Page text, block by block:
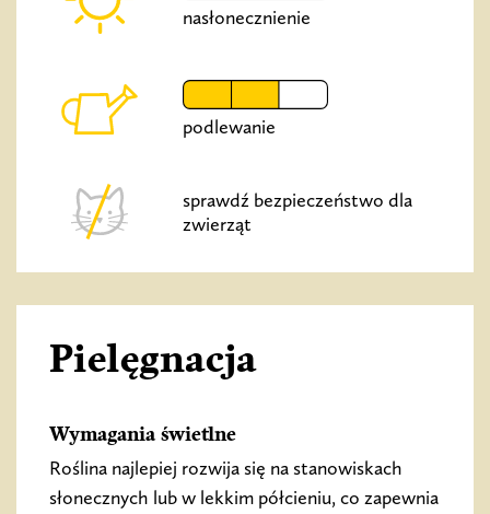
nasłonecznienie
podlewanie
sprawdź bezpieczeństwo dla
zwierząt
Pielęgnacja
Wymagania świetlne
Roślina najlepiej rozwija się na stanowiskach
słonecznych lub w lekkim półcieniu, co zapewnia